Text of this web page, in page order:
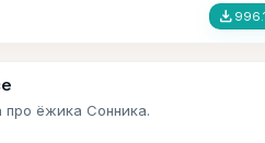
file_download
про ёжика Сонника.